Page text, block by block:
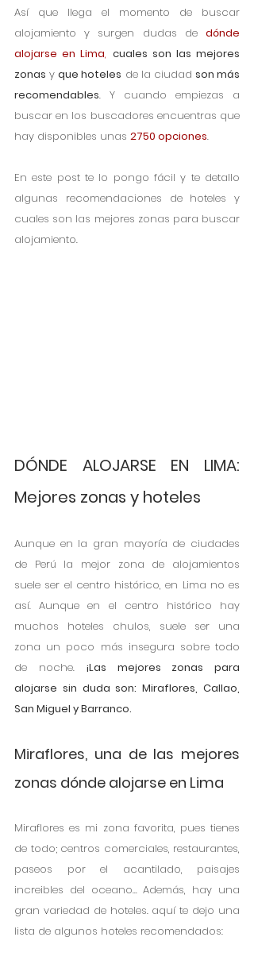
Así que llega el momento de buscar
alojamiento y surgen dudas de dónde
alojarse en Lima, cuales son las mejores
zonas y que hoteles de la ciudad son más
recomendables. Y cuando empiezas a
buscar en los buscadores encuentras que
hay disponibles unas 2750 opciones.
En este post te lo pongo fácil y te detallo
algunas recomendaciones de hoteles y
cuales son las mejores zonas para buscar
alojamiento.
DÓNDE ALOJARSE EN LIMA:
Mejores zonas y hoteles
Aunque en la gran mayoría de ciudades
de Perú la mejor zona de alojamientos
suele ser el centro histórico, en Lima no es
así. Aunque en el centro histórico hay
muchos hoteles chulos, suele ser una
zona un poco más insegura sobre todo
de noche. ¡Las mejores zonas para
alojarse sin duda son: Miraflores, Callao,
San Miguel y Barranco.
Miraflores, una de las mejores
zonas dónde alojarse en Lima
Miraflores es mi zona favorita, pues tienes
de todo; centros comerciales, restaurantes,
paseos por el acantilado, paisajes
increibles del oceano... Además, hay una
gran variedad de hoteles. aquí te dejo una
lista de algunos hoteles recomendados: